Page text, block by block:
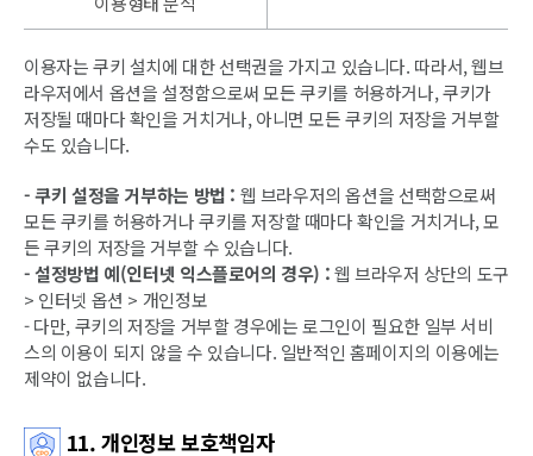
이용자는 쿠키 설치에 대한 선택권을 가지고 있습니다. 따라서, 웹브
라우저에서 옵션을 설정함으로써 모든 쿠키를 허용하거나, 쿠키가
저장될 때마다 확인을 거치거나, 아니면 모든 쿠키의 저장을 거부할
수도 있습니다.
- 쿠키 설정을 거부하는 방법 : 웹 브라우저의 옵션을 선택함으로써
모든 쿠키를 허용하거나 쿠키를 저장할 때마다 확인을 거치거나, 모
든 쿠키의 저장을 거부할 수 있습니다.
- 설정방법 예(인터넷 익스플로어의 경우) :웹 브라우저 상단의 도구
> 인터넷 옵션 > 개인정보
- 다만, 쿠키의 저장을 거부할 경우에는 로그인이 필요한 일부 서비
스의 이용이 되지 않을 수 있습니다. 일반적인 홈페이지의 이용에는
제약이 없습니다.
11. 개인정보 보호책임자